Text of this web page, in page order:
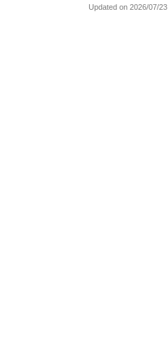
Updated on 2026/07/23